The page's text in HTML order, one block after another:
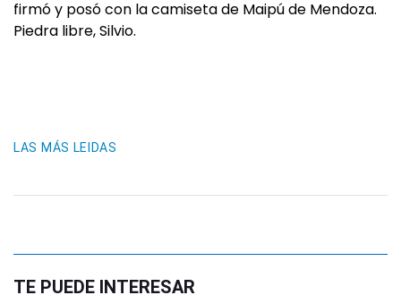
firmó y posó con la camiseta de Maipú de Mendoza.
Piedra libre, Silvio.
LAS MÁS LEIDAS
TE PUEDE INTERESAR